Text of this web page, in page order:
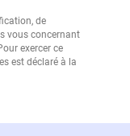
de
vous concernant
exercer ce
est déclaré à la